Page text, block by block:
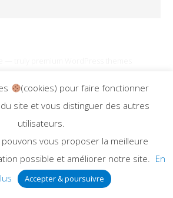
(cookies) pour faire fonctionner
site et vous distinguer des autres
utilisateurs.
pouvons vous proposer la meilleure
possible et améliorer notre site. En
Accepter & poursuivre